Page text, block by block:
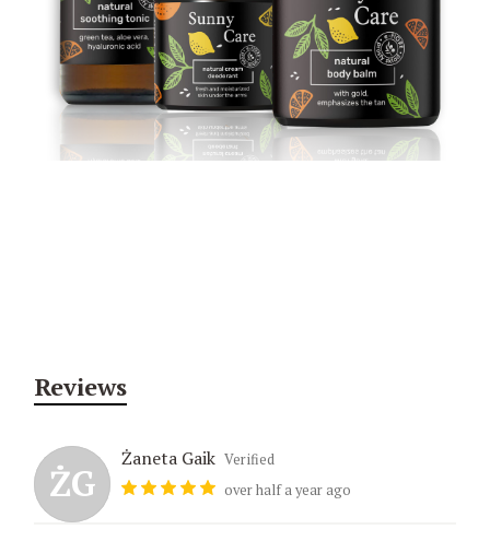
Reviews
ŻG
Żaneta Gaik Verified
over half a year ago